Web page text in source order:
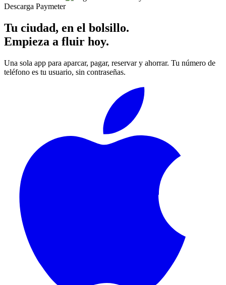
Descarga Paymeter
Tu ciudad, en el bolsillo.
Empieza a fluir hoy.
Una sola app para aparcar, pagar, reservar y ahorrar. Tu número de
teléfono es tu usuario, sin contraseñas.